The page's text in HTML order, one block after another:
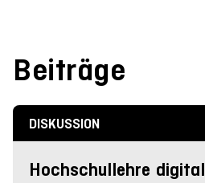
Beiträge
DISKUSSION
Hochschullehre digital